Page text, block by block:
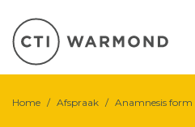
Home / Afspraak / Anamnesis form